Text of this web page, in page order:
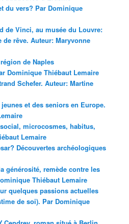
du vers? Par Dominique
de Vinci, au musée du Louvre:
rêve. Auteur: Maryvonne
de Naples
Dominique Thiébaut Lemaire
Schefer. Auteur: Martine
et des seniors en Europe.
microcosmes, habitus,
Lemaire
Découvertes archéologiques
générosité, remède contre les
Thiébaut Lemaire
quelques passions actuelles
de soi). Par Dominique